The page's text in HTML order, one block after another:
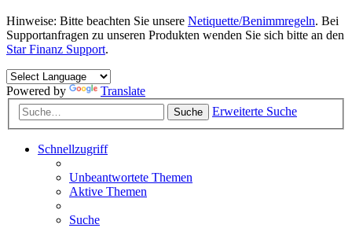
Hinweise: Bitte beachten Sie unsere Netiquette/Benimmregeln. Bei
Supportanfragen zu unseren Produkten wenden Sie sich bitte an den
Star Finanz Support.
Powered by Translate
Suche Erweiterte Suche
Schnellzugriff
Unbeantwortete Themen
Aktive Themen
Suche